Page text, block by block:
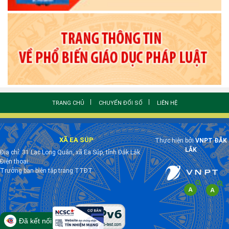
TRANG CHỦ CHUYỂN ĐỔI SỐ LIÊN HỆ
XÃ EA SÚP
Địa chỉ: 31 Lạc Long Quân, xã Ea Súp, tỉnh Đắk Lắk
Điện thoại:
Trưởng ban biên tập trang TTĐT
Thực hiện bởiVNPT ĐẮK
LẮK
Đã kết nối EMC